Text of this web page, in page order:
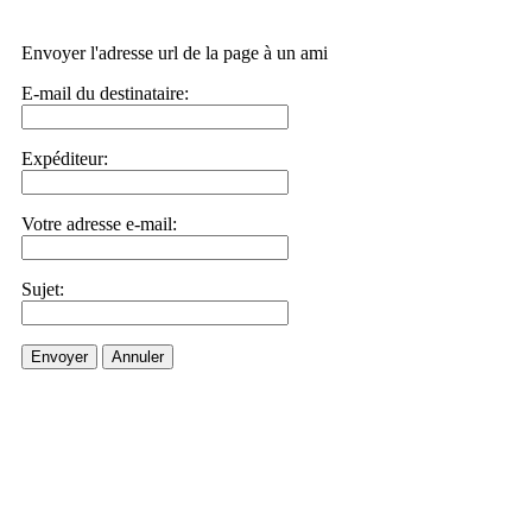
Envoyer l'adresse url de la page à un ami
E-mail du destinataire:
Expéditeur:
Votre adresse e-mail:
Sujet:
Envoyer Annuler